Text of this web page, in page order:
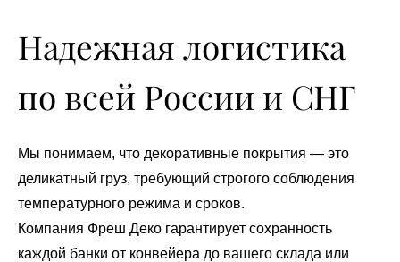
Надежная логистика
по всей России и СНГ
Мы понимаем, что декоративные покрытия — это
деликатный груз, требующий строгого соблюдения
температурного режима и сроков.
Компания Фреш Деко гарантирует сохранность
каждой банки от конвейера до вашего склада или